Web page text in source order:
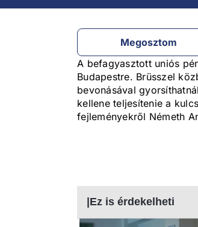
Megosztom
A befagyasztott uniós
Budapestre. Brüsszel
bevonásával
kellene teljesítenie a
fejleményekről Németh